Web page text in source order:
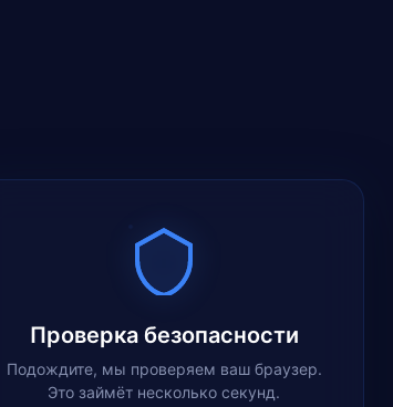
Проверка безопасности
Подождите, мы проверяем ваш браузер.
Это займёт несколько секунд.